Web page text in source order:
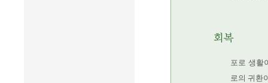
포로 생활
로의 귀환